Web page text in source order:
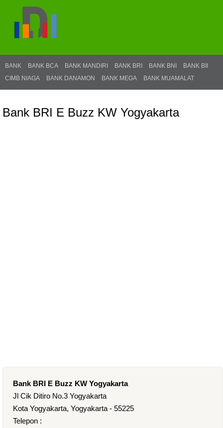
BANK BANK BCA BANK MANDIRI BANK BRI BANK BNI
BANK BII
CIMB NIAGA
BANK DANAMON BANK MEGA BANK MUAMALAT
Bank BRI E Buzz KW Yogyakarta
Bank BRI E Buzz KW Yogyakarta
Jl Cik Ditiro No.3 Yogyakarta
Kota Yogyakarta, Yogyakarta - 55225
Telepon :